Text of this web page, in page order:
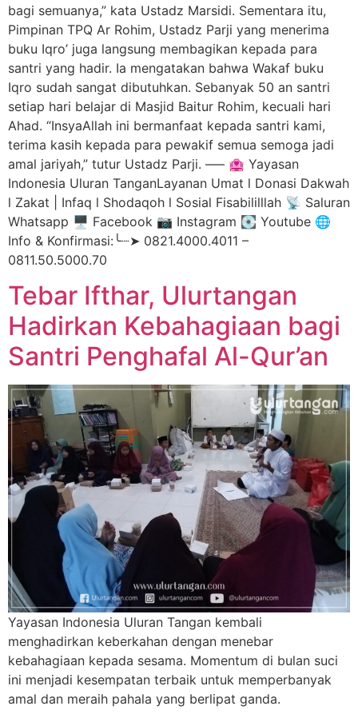
bagi semuanya,” kata Ustadz Marsidi. Sementara itu,
Pimpinan TPQ Ar Rohim, Ustadz Parji yang menerima
buku Iqro’ juga langsung membagikan kepada para
santri yang hadir. Ia mengatakan bahwa Wakaf buku
Iqro sudah sangat dibutuhkan. Sebanyak 50 an santri
setiap hari belajar di Masjid Baitur Rohim, kecuali hari
Ahad. “InsyaAllah ini bermanfaat kepada santri kami,
terima kasih kepada para pewakif semua semoga jadi
amal jariyah,” tutur Ustadz Parji. —– 🏩 Yayasan
Indonesia Uluran TanganLayanan Umat l Donasi Dakwah
l Zakat | Infaq l Shodaqoh l Sosial Fisabililllah 📡 Saluran
Whatsapp 🖥️ Facebook 📷 Instagram 💽 Youtube 🌐
Info & Konfirmasi:╰┈➤ 0821.4000.4011 –
0811.50.5000.70
Tebar Ifthar, Ulurtangan
Hadirkan Kebahagiaan bagi
Santri Penghafal Al-Qur’an
Yayasan Indonesia Uluran Tangan kembali
menghadirkan keberkahan dengan menebar
kebahagiaan kepada sesama. Momentum di bulan suci
ini menjadi kesempatan terbaik untuk memperbanyak
amal dan meraih pahala yang berlipat ganda.